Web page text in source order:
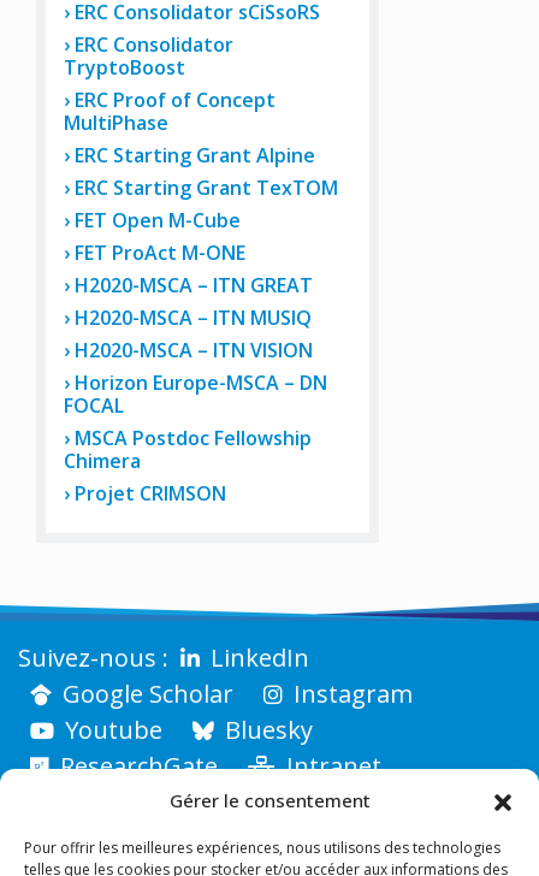
Gérer le consentement
Pour offrir les meilleures expériences, nous utilisons des technologies
telles que les cookies pour stocker et/ou accéder aux informations des
ERC Consolidator sCiSsoRS
ERC Consolidator
TryptoBoost
ERC Proof of Concept
MultiPhase
ERC Starting Grant Alpine
ERC Starting Grant TexTOM
FET Open M-Cube
FET ProAct M-ONE
H2020-MSCA – ITN GREAT
H2020-MSCA – ITN MUSIQ
H2020-MSCA – ITN VISION
Horizon Europe-MSCA – DN
FOCAL
MSCA Postdoc Fellowship
Chimera
Projet CRIMSON
LinkedIn
Google Scholar
Instagram
Youtube
Bluesky
ResearchGate
Intranet